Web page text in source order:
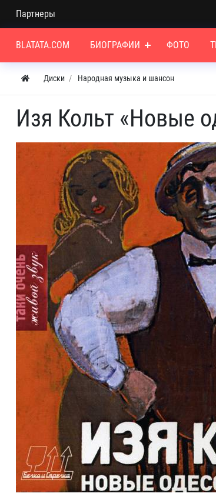
Партнеры
BLATATA.COM БИОГРАФИИ ФОТО
Диски Народная музыка и шансон
Изя Кольт «Новые